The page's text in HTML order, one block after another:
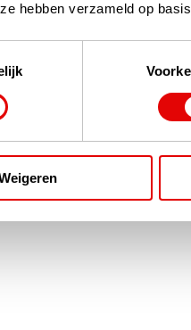
hebben verzameld op